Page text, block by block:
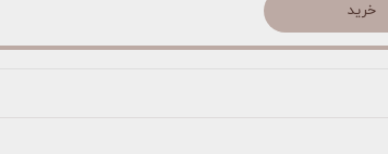
خرید